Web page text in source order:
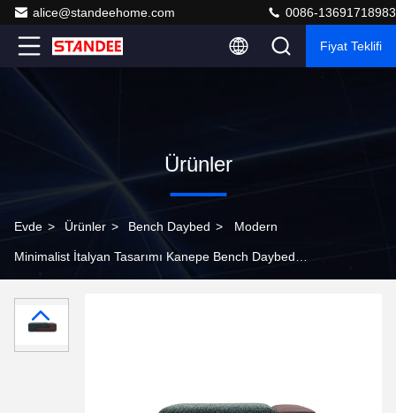
alice@standeehome.com 0086-13691718983
Fiyat Teklifi
Ürünler
Evde > Ürünler > Bench Daybed > Modern
Minimalist İtalyan Tasarımı Kanepe Bench Daybed